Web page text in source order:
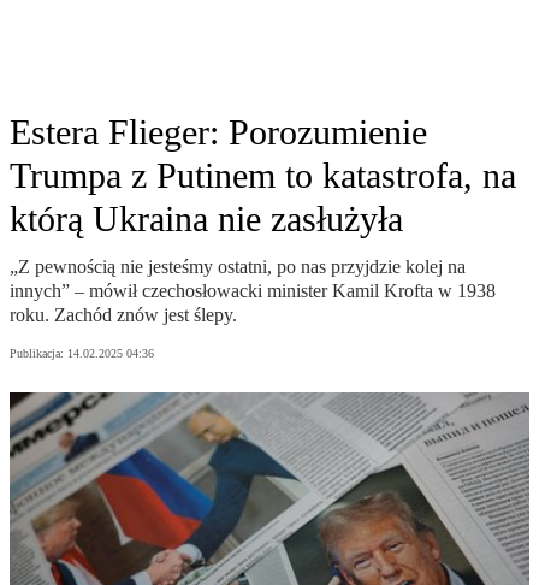
Estera Flieger: Porozumienie
Trumpa z Putinem to katastrofa, na
którą Ukraina nie zasłużyła
„Z pewnością nie jesteśmy ostatni, po nas przyjdzie kolej na
innych” – mówił czechosłowacki minister Kamil Krofta w 1938
roku. Zachód znów jest ślepy.
Publikacja: 14.02.2025 04:36